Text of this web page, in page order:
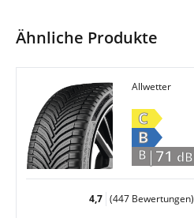
Ähnliche Produkte
Allwetter
C
B
B |71 dB
4,7 (447 Bewertungen)